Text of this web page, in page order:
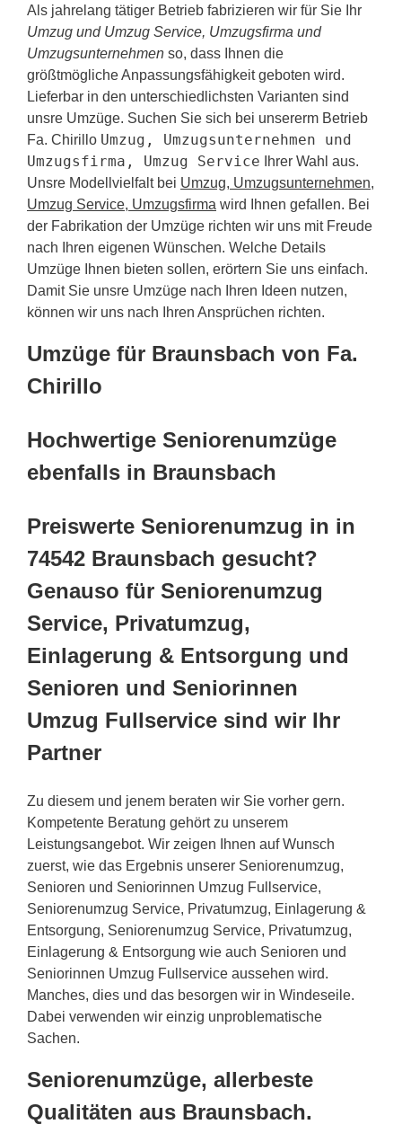
Als jahrelang tätiger Betrieb fabrizieren wir für Sie Ihr
Umzug und Umzug Service, Umzugsfirma und
Umzugsunternehmen so, dass Ihnen die
größtmögliche Anpassungsfähigkeit geboten wird.
Lieferbar in den unterschiedlichsten Varianten sind
unsre Umzüge. Suchen Sie sich bei unsererm Betrieb
Fa. Chirillo Umzug, Umzugsunternehmen und
Umzugsfirma, Umzug Service Ihrer Wahl aus.
Unsre Modellvielfalt bei Umzug, Umzugsunternehmen,
Umzug Service, Umzugsfirma wird Ihnen gefallen. Bei
der Fabrikation der Umzüge richten wir uns mit Freude
nach Ihren eigenen Wünschen. Welche Details
Umzüge Ihnen bieten sollen, erörtern Sie uns einfach.
Damit Sie unsre Umzüge nach Ihren Ideen nutzen,
können wir uns nach Ihren Ansprüchen richten.
Umzüge für Braunsbach von Fa.
Chirillo
Hochwertige Seniorenumzüge
ebenfalls in Braunsbach
Preiswerte Seniorenumzug in in
74542 Braunsbach gesucht?
Genauso für Seniorenumzug
Service, Privatumzug,
Einlagerung & Entsorgung und
Senioren und Seniorinnen
Umzug Fullservice sind wir Ihr
Partner
Zu diesem und jenem beraten wir Sie vorher gern.
Kompetente Beratung gehört zu unserem
Leistungsangebot. Wir zeigen Ihnen auf Wunsch
zuerst, wie das Ergebnis unserer Seniorenumzug,
Senioren und Seniorinnen Umzug Fullservice,
Seniorenumzug Service, Privatumzug, Einlagerung &
Entsorgung, Seniorenumzug Service, Privatumzug,
Einlagerung & Entsorgung wie auch Senioren und
Seniorinnen Umzug Fullservice aussehen wird.
Manches, dies und das besorgen wir in Windeseile.
Dabei verwenden wir einzig unproblematische
Sachen.
Seniorenumzüge, allerbeste
Qualitäten aus Braunsbach.